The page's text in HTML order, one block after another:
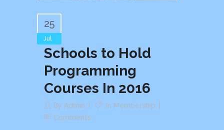
25
Jul
Schools to Hold
Programming
Courses In 2016
By Admin In Membership
Comments